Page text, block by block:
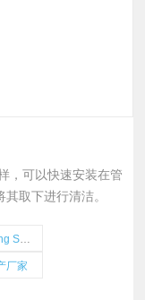
，可以快速安装在管
取下进行清洁。
5157
厂家